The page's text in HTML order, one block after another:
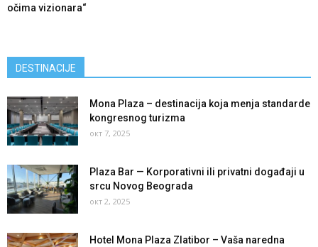
očima vizionara“
DESTINACIJE
Mona Plaza – destinacija koja menja standarde
kongresnog turizma
окт 7, 2025
Plaza Bar — Korporativni ili privatni događaji u
srcu Novog Beograda
окт 2, 2025
Hotel Mona Plaza Zlatibor – Vaša naredna